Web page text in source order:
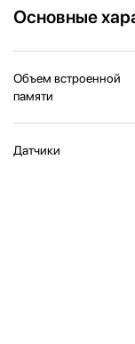
Основные
Объем встроенной
памяти
Датчики